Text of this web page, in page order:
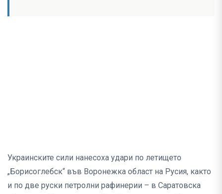
Украинските сили нанесоха удари по летището
„Борисоглебск“ във Воронежка област на Русия, както
и по две руски петролни рафинерии – в Саратовска